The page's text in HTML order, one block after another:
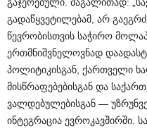
გაჯერებული. მაგალითად:
გადაწყვეტილებამ, არ
წევრობისთვის საჭირო
ერთმნიშვნელოვნად
პოლიტიკისგან, ქართველი
მისწრაფებებისგან და
ვალდებულებისგან —
ინტეგრაცია ევროკავშირში.